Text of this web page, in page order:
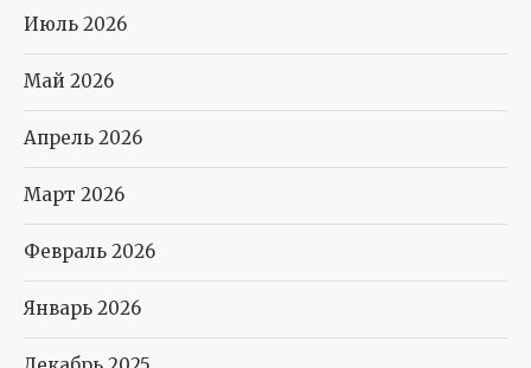
Июль 2026
Май 2026
Апрель 2026
Март 2026
Февраль 2026
Январь 2026